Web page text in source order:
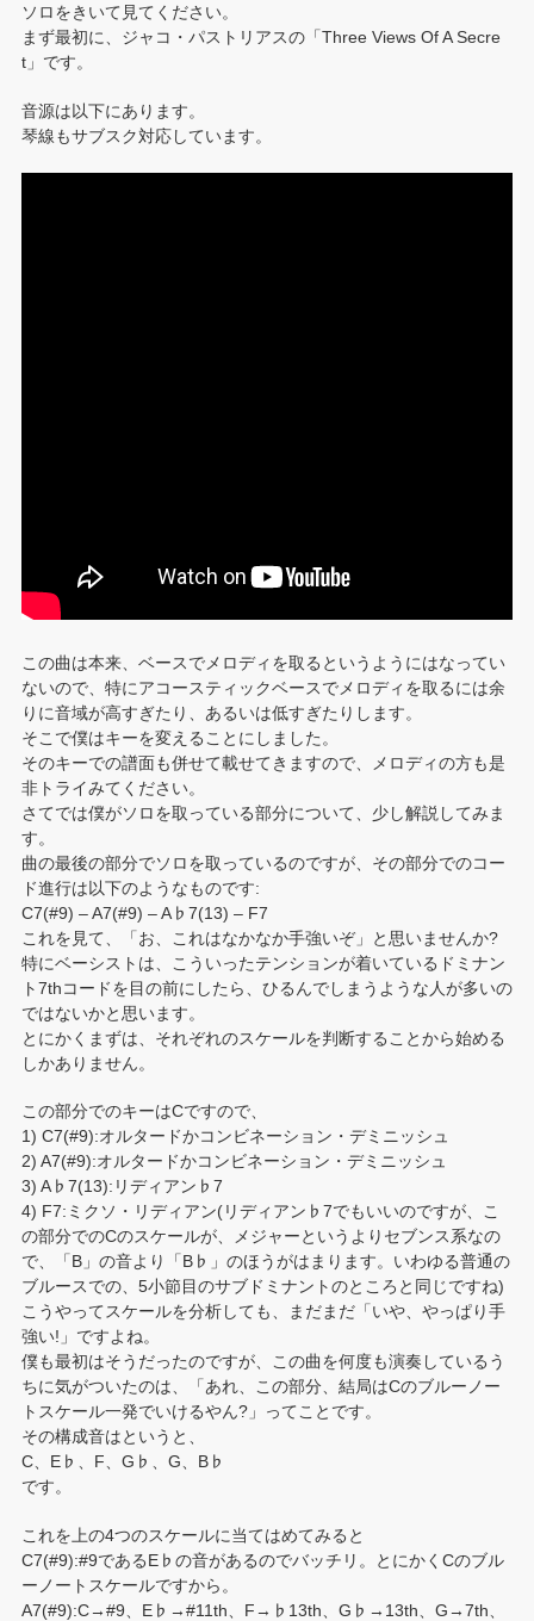
ソロをきいて見てください。
まず最初に、ジャコ・パストリアスの「Three Views Of A Secre
t」です。
音源は以下にあります。
琴線もサブスク対応しています。
この曲は本来、ベースでメロディを取るというようにはなってい
ないので、特にアコースティックベースでメロディを取るには余
りに音域が高すぎたり、あるいは低すぎたりします。
そこで僕はキーを変えることにしました。
そのキーでの譜面も併せて載せてきますので、メロディの方も是
非トライみてください。
さてでは僕がソロを取っている部分について、少し解説してみま
す。
曲の最後の部分でソロを取っているのですが、その部分でのコー
ド進行は以下のようなものです:
C7(#9) – A7(#9) – A♭7(13) – F7
これを見て、「お、これはなかなか手強いぞ」と思いませんか?
特にベーシストは、こういったテンションが着いているドミナン
ト7thコードを目の前にしたら、ひるんでしまうような人が多いの
ではないかと思います。
とにかくまずは、それぞれのスケールを判断することから始める
しかありません。
この部分でのキーはCですので、
1) C7(#9):オルタードかコンビネーション・デミニッシュ
2) A7(#9):オルタードかコンビネーション・デミニッシュ
3) A♭7(13):リディアン♭7
4) F7:ミクソ・リディアン(リディアン♭7でもいいのですが、こ
の部分でのCのスケールが、メジャーというよりセブンス系なの
で、「B」の音より「B♭」のほうがはまります。いわゆる普通の
ブルースでの、5小節目のサブドミナントのところと同じですね)
こうやってスケールを分析しても、まだまだ「いや、やっぱり手
強い!」ですよね。
僕も最初はそうだったのですが、この曲を何度も演奏しているう
ちに気がついたのは、「あれ、この部分、結局はCのブルーノー
トスケール一発でいけるやん?」ってことです。
その構成音はというと、
C、E♭、F、G♭、G、B♭
です。
これを上の4つのスケールに当てはめてみると
C7(#9):#9であるE♭の音があるのでバッチリ。とにかくCのブル
ーノートスケールですから。
A7(#9):C→#9、E♭→#11th、F→♭13th、G♭→13th、G→7th、